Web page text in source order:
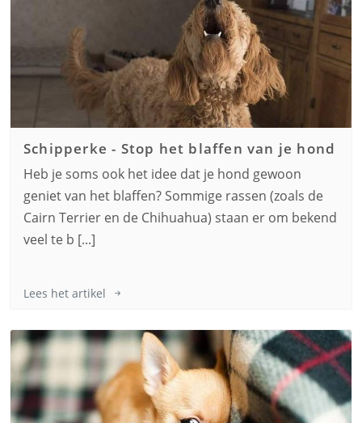
Schipperke - Stop het blaffen van je hond
Heb je soms ook het idee dat je hond gewoon
geniet van het blaffen? Sommige rassen (zoals de
Cairn Terrier en de Chihuahua) staan er om bekend
veel te b [...]
Lees het artikel